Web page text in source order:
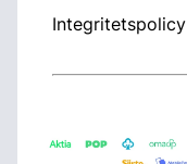
Integritetspolicy